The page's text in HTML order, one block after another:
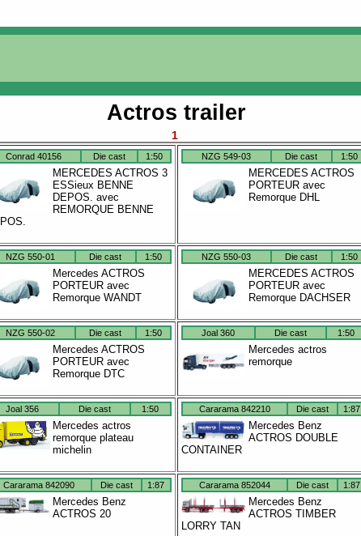
Actros trailer
1
Conrad 40156 Die cast 1:50
MERCEDES ACTROS 3
ESSieux BENNE
DEPOS. avec
REMORQUE BENNE
NZG 549-03 Die cast 1:50
MERCEDES ACTROS
PORTEUR avec
Remorque DHL
NZG 550-01 Die cast 1:50
Mercedes ACTROS
PORTEUR avec
Remorque WANDT
NZG 550-03 Die cast 1:50
MERCEDES ACTROS
PORTEUR avec
Remorque DACHSER
NZG 550-02 Die cast 1:50
Mercedes ACTROS
PORTEUR avec
Remorque DTC
Joal 360 Die cast 1:50
Mercedes actros
remorque
Joal 356 Die cast 1:50
Mercedes actros
remorque plateau
michelin
Cararama 842210 Die cast 1:87
Mercedes Benz
ACTROS DOUBLE
CONTAINER
Cararama 842090 Die cast 1:87
Mercedes Benz
ACTROS 20
Cararama 852044 Die cast 1:87
Mercedes Benz
ACTROS TIMBER
LORRY TAN